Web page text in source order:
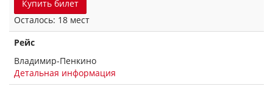
Купить билет
Осталось: 18 мест
Рейс
Владимир-Пенкино
Детальная информация